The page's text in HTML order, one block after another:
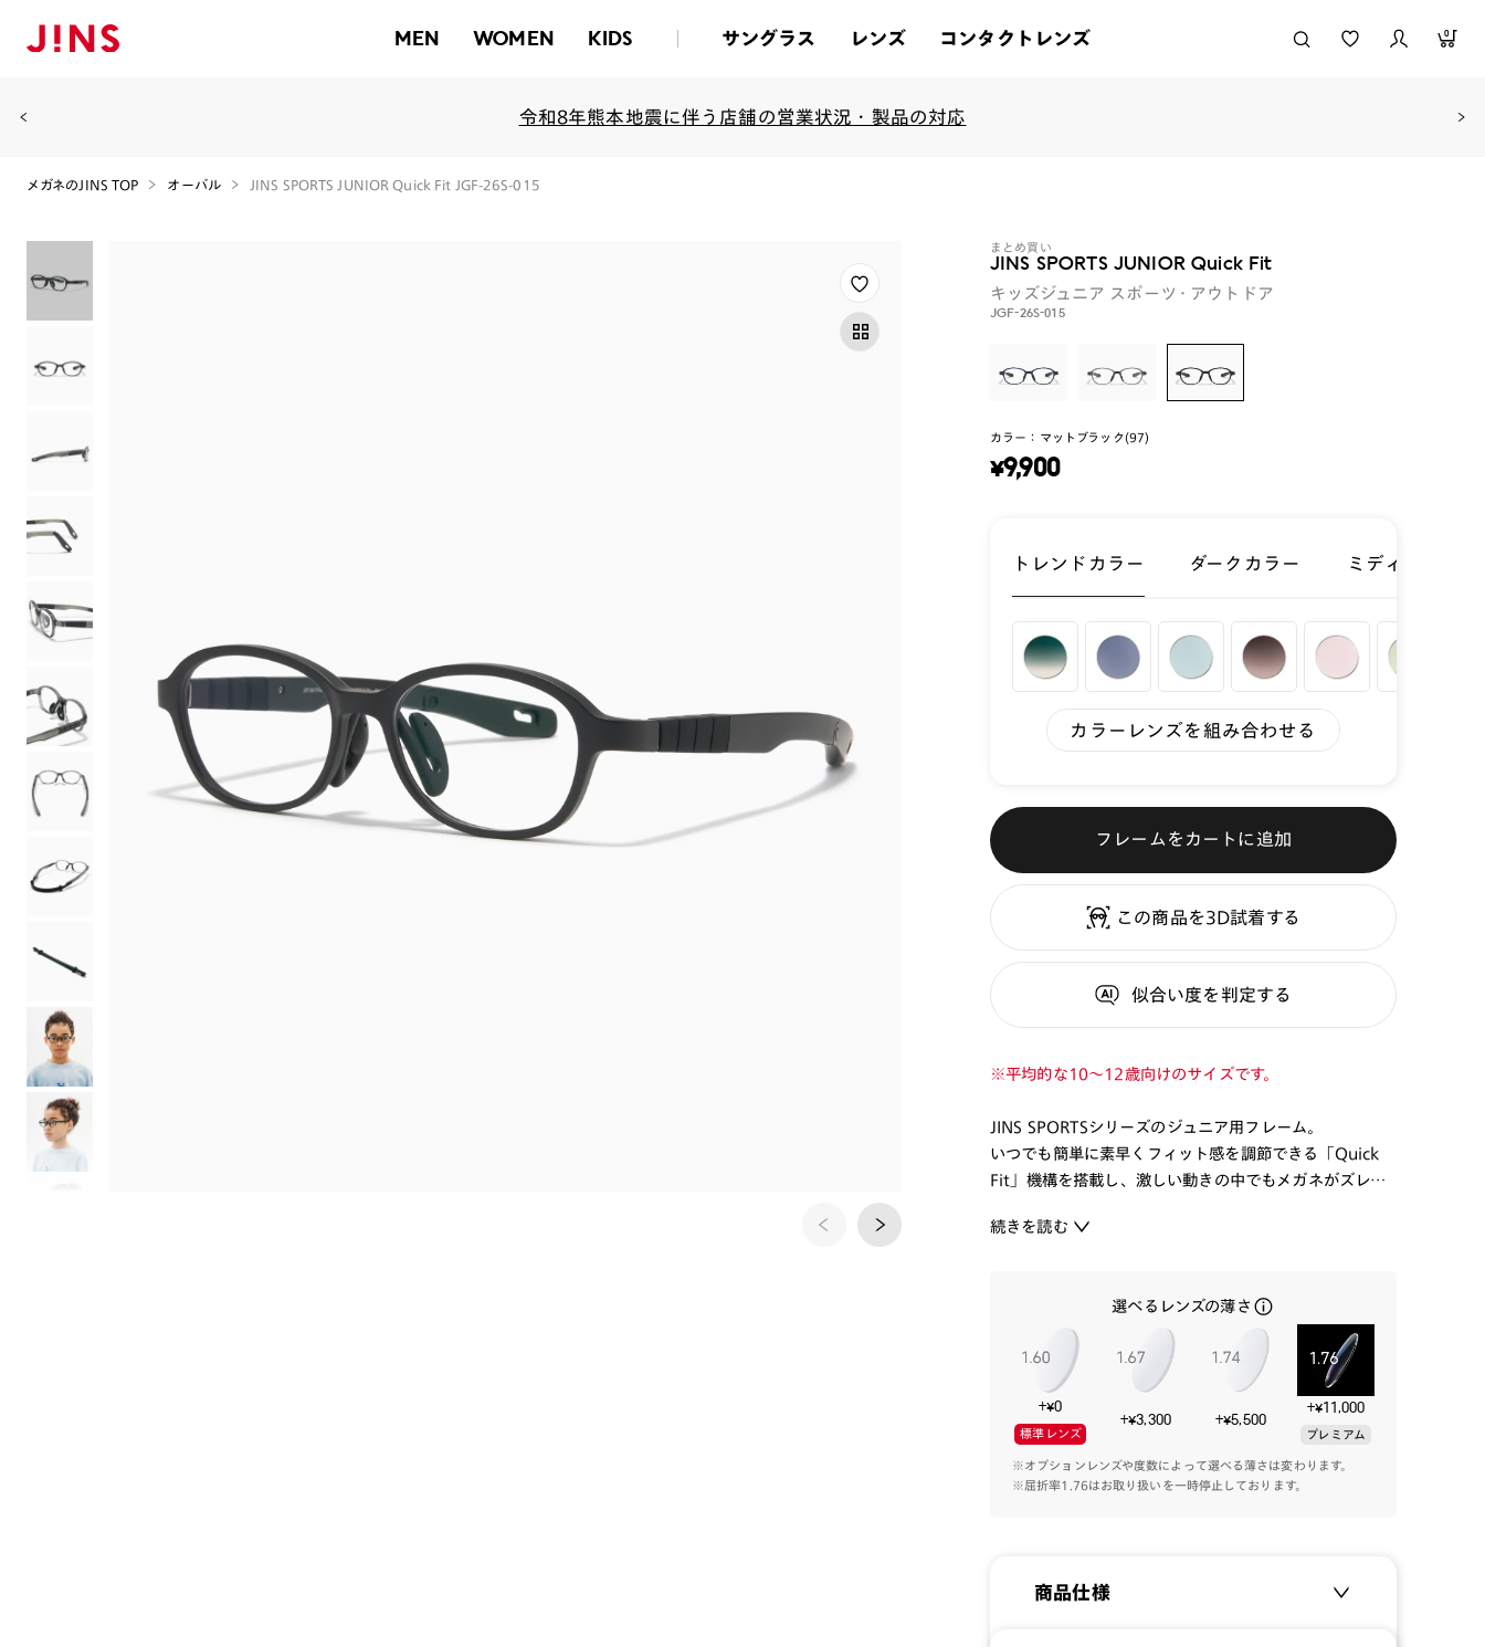
MEN WOMEN KIDS サングラス レンズ コンタクトレンズ 0
令和8年熊本地震に伴う店舗の営業状況・製品の対応
メガネのJINS TOP オーバル JINS SPORTS JUNIOR Quick Fit JGF-26S-015
カラー： マットブラック(97)
¥9,900
まとめ買い
JINS SPORTS JUNIOR Quick Fit
キッズジュニア スポーツ・アウトドア
JGF-26S-015
トレンドカラー ダークカラー ミディアムカラ
カラーレンズを組み合わせる
フレームをカートに追加
この商品を3D試着する
似合い度を判定する
※平均的な10～12歳向けのサイズです。
JINS SPORTSシリーズのジュニア用フレーム。
いつでも簡単に素早くフィット感を調節できる「Quick
Fit」機構を搭載し、激しい動きの中でもメガネがズレに
超弾性のあるニッケルチタン合金を内蔵したテンプルが
動きにも対応でき、アクティブなシーンに最適な一本で
-使用方法-
・本製品のフィット感を上げる場合、耳掛け部分を下に
曲げて調整してください。
に広げると髪や皮膚が挟まりにくくなります。
続きを読む
選べるレンズの薄さ
+¥0
標準レンズ
+¥3,300 +¥5,500
+¥11,000
プレミアム
※オプションレンズや度数によって選べる薄さは変わります。
※屈折率1.76はお取り扱いを一時停止しております。
商品仕様